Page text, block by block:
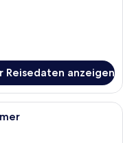
Reisedaten anzeigen
kostenloses WLAN,